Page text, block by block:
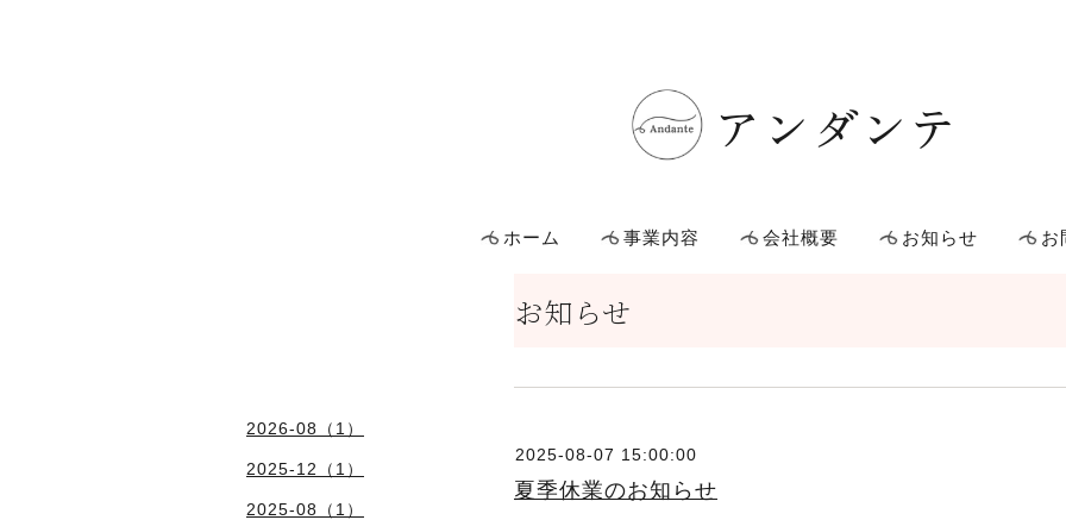
アンダンテ
ホーム 事業内容 会社概要 お知らせ お
お知らせ
2025-08-07 15:00:00
夏季休業のお知らせ
2026-08（1）
2025-12（1）
2025-08（1）